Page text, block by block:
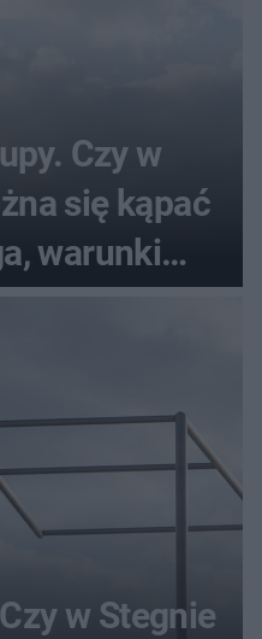
Czy w
się kąpać
warunki
w Stegnie